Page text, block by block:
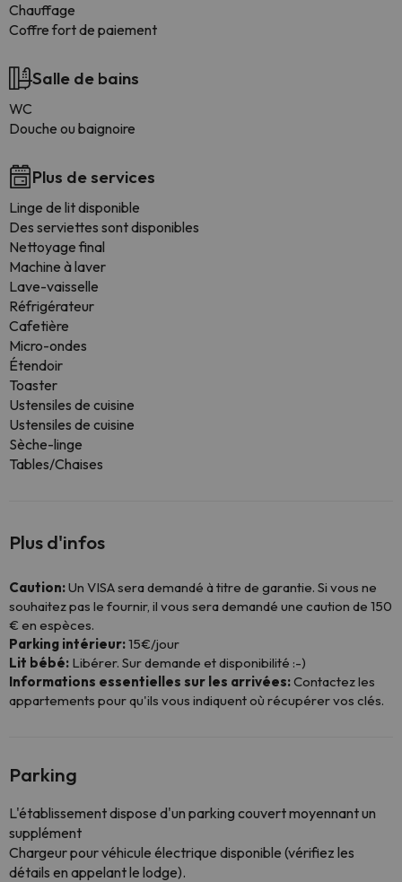
Chauffage
Coffre fort de paiement
Salle de bains
WC
Douche ou baignoire
Plus de services
Linge de lit disponible
Des serviettes sont disponibles
Nettoyage final
Machine à laver
Lave-vaisselle
Réfrigérateur
Cafetière
Micro-ondes
Étendoir
Toaster
Ustensiles de cuisine
Ustensiles de cuisine
Sèche-linge
Tables/Chaises
Plus d'infos
Caution:Un VISA sera demandé à titre de garantie. Si vous ne
souhaitez pas le fournir, il vous sera demandé une caution de 150
€ en espèces.
Parking intérieur:15€/jour
Lit bébé: Libérer. Sur demande et disponibilité :-)
Informations essentielles sur les arrivées:Contactez les
appartements pour qu'ils vous indiquent où récupérer vos clés.
Parking
L'établissement dispose d'un parking couvert moyennant un
supplément
Chargeur pour véhicule électrique disponible (vérifiez les
détails en appelant le lodge).